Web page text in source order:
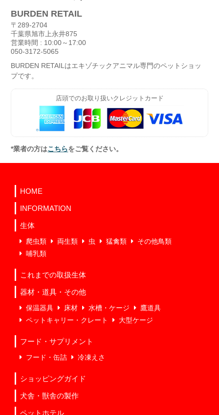
BURDEN RETAIL
〒289-2704
千葉県旭市上永井875
営業時間 : 10:00～17:00
050-3172-5065
BURDEN RETAILはエキゾチックアニマル専門のペットショッ
プです。
店頭でのお取り扱いクレジットカード
*業者の方はこちらをご覧ください。
HOME
INFORMATION
生体
爬虫類 両生類 虫 猛禽類
その他鳥類
哺乳類
これまでの取扱生体
器材・道具・その他
保温器具 床材 水槽・ケージ
鷹道具
ペットキャリー・クレート
大型ケージ
フード・サプリメント
フード・缶詰 冷凍えさ
ショッピングガイド
犬舎・獣舎の製作
ペットホテル